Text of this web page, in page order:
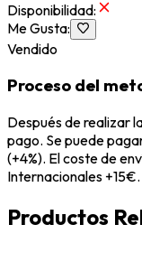
Disponibilidad:
Me Gusta:
Vendido
Proceso del
Después de realizar
pago. Se puede
(+4%). El coste de
Internacionales +15€.
Productos